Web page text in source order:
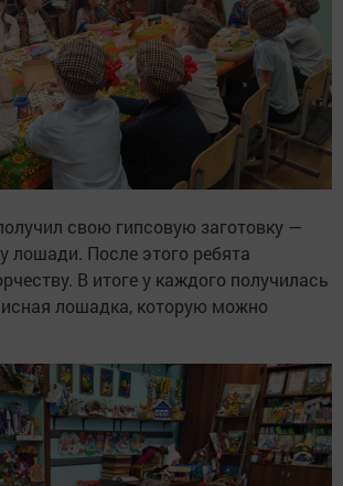
свою гипсовую заготовку —
лошади. После этого ребята
В итоге у каждого получилась
лошадка, которую можно